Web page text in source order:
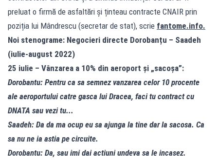
preluat o firmă de asfaltări și ținteau contracte CNAIR prin
poziția lui Mândrescu (secretar de stat), scrie fantome.info.
Noi stenograme: Negocieri directe Dorobanțu – Saadeh
(iulie-august 2022)
25 iulie – Vânzarea a 10% din aeroport și „sacoșa”:
Dorobantu: Pentru ca sa semnez vanzarea celor 10 procente
ale aeroportului catre gasca lui Dracea, faci tu contract cu
DNATA sau vezi tu...
Saadeh: Da da ma ocup eu sa ajunga la tine dar la sacosa. Ca
sa nu ne ia astia pe circuite.
Dorobantu: Da, sau imi dai actiuni undeva sa le incasez.